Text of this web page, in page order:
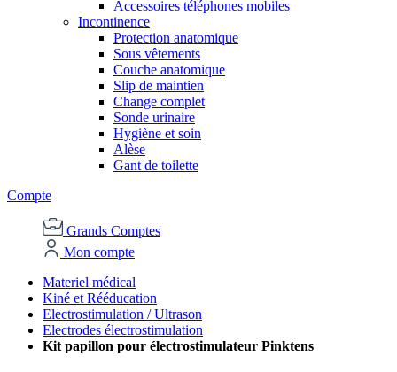
Accessoires téléphones mobiles
Incontinence
Protection anatomique
Sous vêtements
Couche anatomique
Slip de maintien
Change complet
Sonde urinaire
Hygiène et soin
Alèse
Gant de toilette
Compte
Grands Comptes
Mon compte
Materiel médical
Kiné et Rééducation
Electrostimulation / Ultrason
Electrodes électrostimulation
Kit papillon pour électrostimulateur Pinktens